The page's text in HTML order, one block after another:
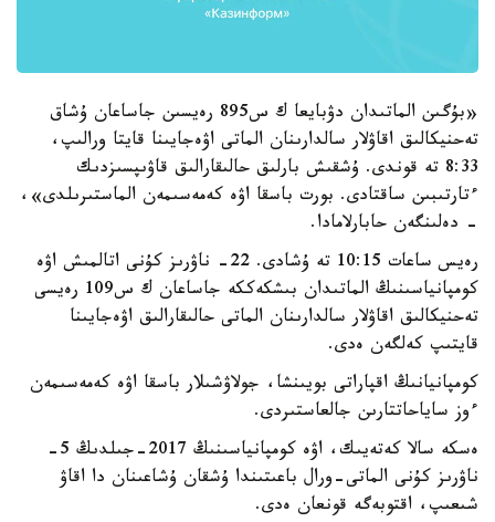
«بۇگىن الماتىدان دۋبايعا ك س895 رەيسىن جاساعان ۇشاق
تەحنيكالىق اقاۋلار سالدارىنان الماتى اۋەجايىنا قايتا ورالىپ،
8:33 تە قوندى. ۇشقىش بارلىق حالىقارالىق قاۋىپسىزدىك
ءتارتىبىن ساقتادى. بورت باسقا اۋە كەمەسىمەن الماستىرىلدى»،
- دەلىنگەن حابارلامادا.
رەيس ساعات 10:15 تە ۇشادى. 22- ناۋرىز كۇنى اتالمىش اۋە
كومپانياسىنىڭ الماتىدان بىشكەككە جاساعان ك س109 رەيسى
تەحنيكالىق اقاۋلار سالدارىنان الماتى حالىقارالىق اۋەجايىنا
قايتىپ كەلگەن ەدى.
كومپانيانىڭ اقپاراتى بويىنشا، جولاۋشىلار باسقا اۋە كەمەسىمەن
ءوز ساياحاتتارىن جالعاستىردى.
ەسكە سالا كەتەيىك، اۋە كومپانياسىنىڭ 2017-جىلدىڭ 5-
ناۋرىز كۇنى الماتى-ورال باعىتىندا ۇشقان ۇشاعىنان دا اقاۋ
شىعىپ، اقتوبەگە قونعان ەدى.